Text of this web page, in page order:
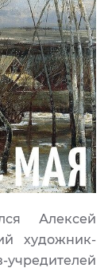
Алексей
художник-